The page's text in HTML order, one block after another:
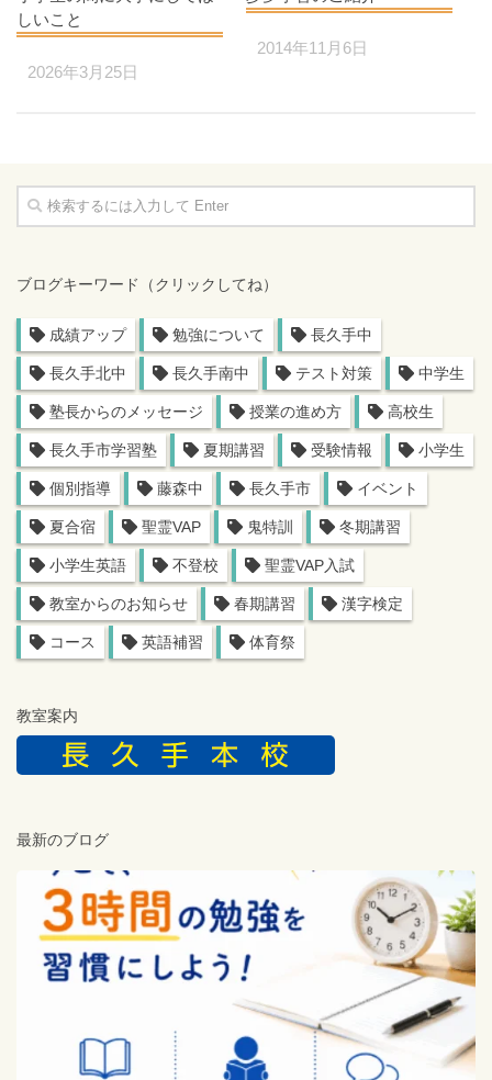
しいこと
2026年3月25日
2014年11月6日
ブログキーワード（クリックしてね）
成績アップ 勉強について 長久手中
長久手北中 長久手南中 テスト対策 中学生
塾長からのメッセージ 授業の進め方 高校生
長久手市学習塾 夏期講習 受験情報 小学生
個別指導 藤森中 長久手市 イベント
夏合宿 聖霊VAP 鬼特訓 冬期講習
小学生英語 不登校 聖霊VAP入試
教室からのお知らせ 春期講習 漢字検定
コース 英語補習 体育祭
教室案内
最新のブログ